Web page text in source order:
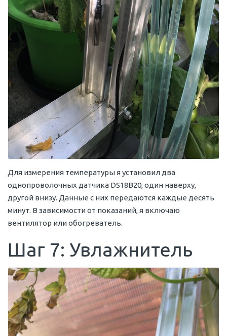
Для измерения температуры я установил два
однопроволочных датчика DS18B20, один наверху,
другой внизу. Данные с них передаются каждые десять
минут. В зависимости от показаний, я включаю
вентилятор или обогреватель.
Шаг 7: Увлажнитель